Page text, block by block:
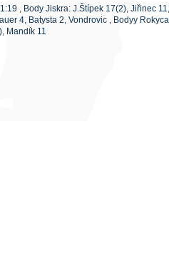
, Body Jiskra: J.Štípek 17(2), Jiřinec
4, Batysta 2, Vondrovic , Bodyy
Mandík 11